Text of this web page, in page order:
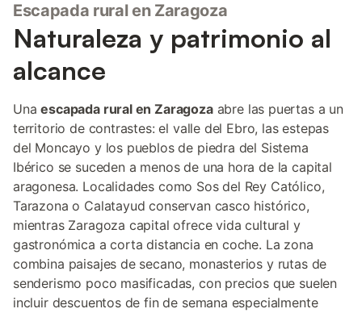
Escapada rural en Zaragoza
Naturaleza y patrimonio al
alcance
Unaescapada rural en Zaragozaabre las puertas a un
territorio de contrastes: el valle del Ebro, las estepas
del Moncayo y los pueblos de piedra del Sistema
Ibérico se suceden a menos de una hora de la capital
aragonesa. Localidades como Sos del Rey Católico,
Tarazona o Calatayud conservan casco histórico,
mientras Zaragoza capital ofrece vida cultural y
gastronómica a corta distancia en coche. La zona
combina paisajes de secano, monasterios y rutas de
senderismo poco masificadas, con precios que suelen
incluir descuentos de fin de semana especialmente